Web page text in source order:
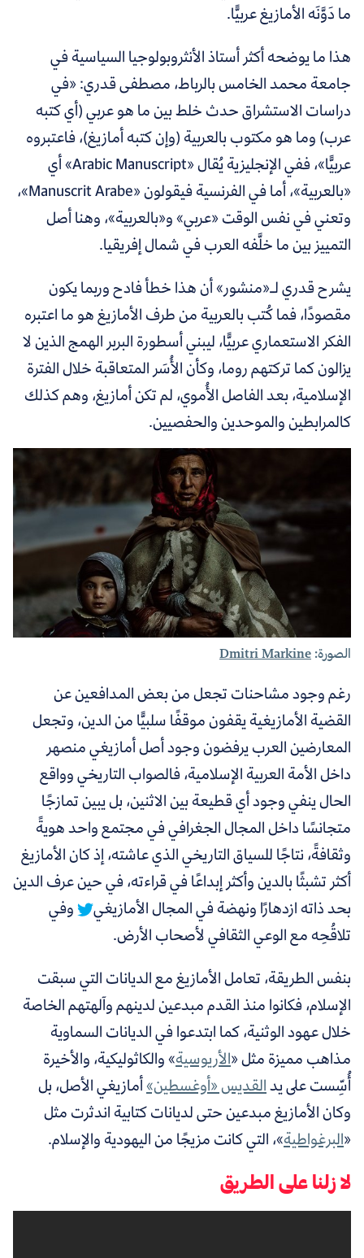
ما دَوَّنَه الأمازيغ عربيًّا.
هذا ما يوضحه أكثر أستاذ الأنثروبولوجيا السياسية في
جامعة محمد الخامس بالرباط، مصطفى قدري: «في
دراسات الاستشراق حدث خلط بين ما هو عربي (أي كتبه
عرب) وما هو مكتوب بالعربية (وإن كتبه أمازيغ)، فاعتبروه
عربيًّا»، ففي
الإنجليزية يُقال «Arabic Manuscript» أي
«بالعربية»، أما في الفرنسية فيقولون «Manuscrit Arabe»،
وتعني في نفس الوقت «عربي» و«بالعربية»، وهنا أصل
التمييز بين ما خلَّفه العرب في شمال إفريقيا.
يشرح قدري لـ«منشور» أن هذا خطأ فادح وربما يكون
مقصودًا، فما كُتب بالعربية من طرف الأمازيغ هو ما اعتبره
الفكر الاستعماري عربيًّا، ليبني أسطورة البربر الهمج الذين لا
يزالون كما تركتهم روما، وكأن الأُسَر المتعاقبة خلال الفترة
الإسلامية، بعد الفاصل الأُموي، لم تكن أمازيغ، وهم كذلك
كالمرابطين والموحدين والحفصيين.
الصورة:Dmitri Markine
رغم وجود مشاحنات تجعل من بعض المدافعين عن
القضية الأمازيغية يقفون موقفًا سلبيًّا من الدين، وتجعل
المعارضين العرب يرفضون وجود أصل أمازيغي منصهر
داخل الأمة العربية الإسلامية، فالصواب التاريخي وواقع
الحال ينفي وجود أي قطيعة بين الاثنين، بل يبين تمازجًا
متجانسًا داخل المجال الجغرافي في مجتمع واحد هويةً
وثقافةً، نتاجًا للسياق التاريخي الذي عاشته، إذكان الأمازيغ
أكثر تشبثًا بالدين وأكثر إبداعًا في قراءته، في حين عرف الدين
بحد ذاته ازدهارًا ونهضة في المجال الأمازيغي
وفي
تلاقُحِه مع الوعي الثقافي لأصحاب الأرض.
بنفس الطريقة، تعامل الأمازيغ مع الديانات التي سبقت
الإسلام، فكانوا منذ القدم مبدعين لدينهم وآلهتهم الخاصة
خلال عهود الوثنية، كما ابتدعوا في الديانات السماوية
مذاهب مميزة مثل «الأريوسية»والكاثوليكية، والأخيرة
أُسِّست على يدالقديس «أوغسطين»أمازيغي الأصل، بل
وكان الأمازيغ مبدعين حتى لديانات كتابية اندثرت مثل
«البرغواطية»، التي كانت مزيجًا من اليهودية والإسلام.
لا زلنا على الطريق